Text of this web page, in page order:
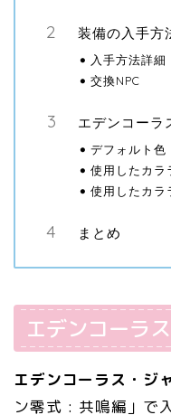
装備の入手方
入手方法詳細
交換NPC
エデンコーラ
デフォルト色
使用したカラ
使用したカラ
まとめ
エデンコーラ
エデンコーラス・ジ
ン零式 : 共鳴編」で